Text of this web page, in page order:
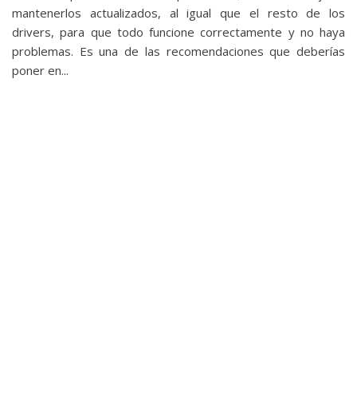
mantenerlos actualizados, al igual que el resto de los
drivers, para que todo funcione correctamente y no haya
problemas. Es una de las recomendaciones que deberías
poner en...